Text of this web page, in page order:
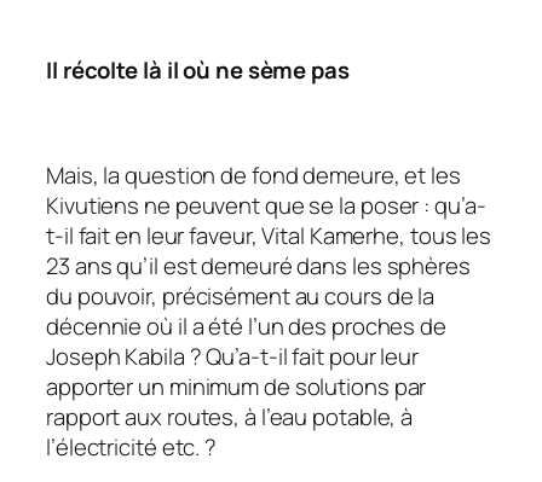
Il récolte là il où ne sème pas
Mais, la question de fond demeure, et les
Kivutiens ne peuvent que se la poser : qu’a-
t-il fait en leur faveur, Vital Kamerhe, tous les
23 ans qu’il est demeuré dans les sphères
du pouvoir, précisément au cours de la
décennie où il a été l’un des proches de
Joseph Kabila ? Qu’a-t-il fait pour leur
apporter un minimum de solutions par
rapport aux routes, à l’eau potable, à
l’électricité etc. ?